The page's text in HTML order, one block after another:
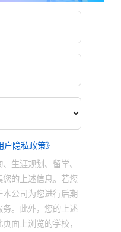
户隐私政策》
生涯规划、留学、
的上述信息。若您
公司为您进行后期
务。此外，您的上述
面上浏览的学校，